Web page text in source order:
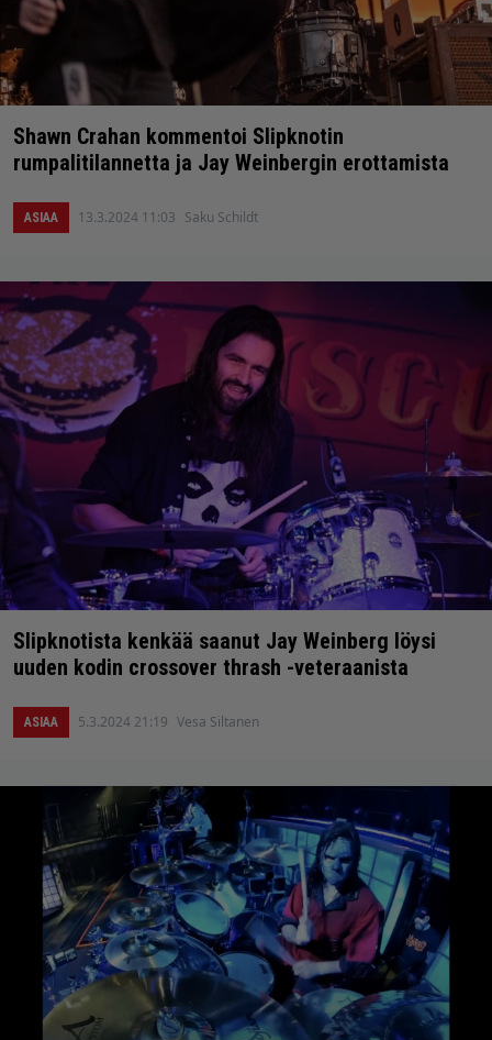
Shawn Crahan kommentoi Slipknotin
rumpalitilannetta ja Jay Weinbergin erottamista
ASIAA 13.3.2024 11:03 Saku Schildt
Slipknotista kenkää saanut Jay Weinberg löysi
uuden kodin crossover thrash -veteraanista
ASIAA 5.3.2024 21:19 Vesa Siltanen